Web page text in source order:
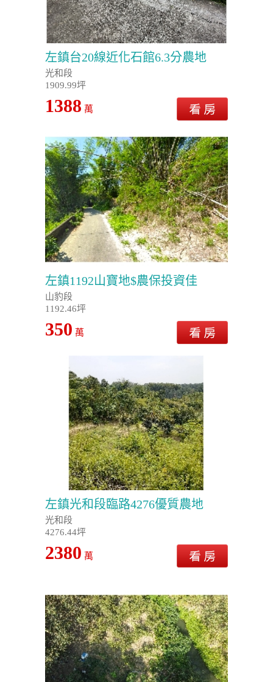
左鎮台20線近化石館6.3分農地
光和段
1909.99坪
1388 萬
左鎮1192山寶地$農保投資佳
山豹段
1192.46坪
350 萬
左鎮光和段臨路4276優質農地
光和段
4276.44坪
2380 萬